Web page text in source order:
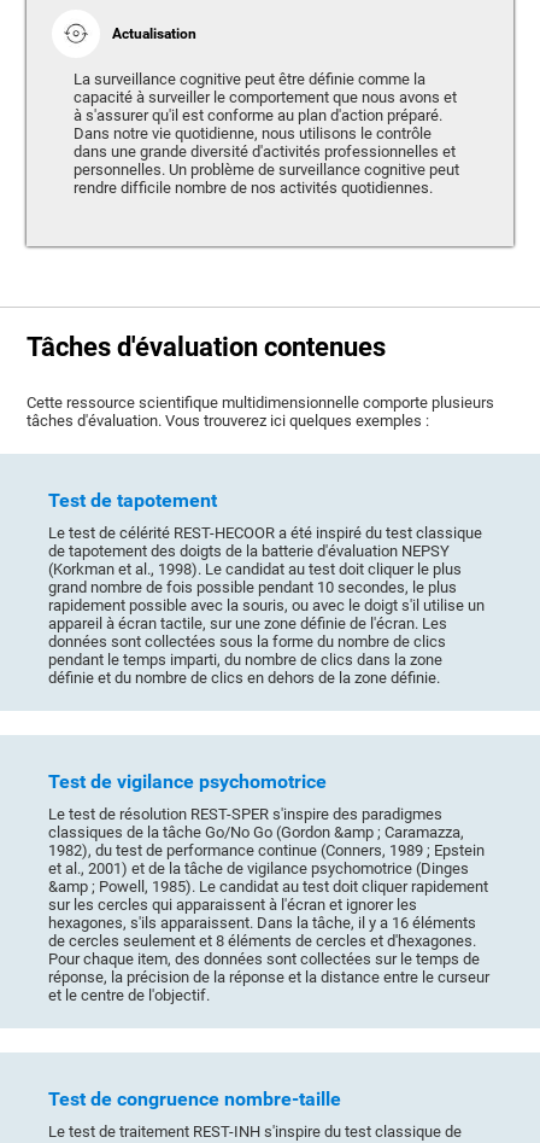
Actualisation
La surveillance cognitive peut être définie comme la
capacité à surveiller le comportement que nous avons et
à s'assurer qu'il est conforme au plan d'action préparé.
Dans notre vie quotidienne, nous utilisons le contrôle
dans une grande diversité d'activités professionnelles et
personnelles. Un problème de surveillance cognitive peut
rendre difficile nombre de nos activités quotidiennes.
Tâches d'évaluation contenues
Cette ressource scientifique multidimensionnelle comporte plusieurs
tâches d'évaluation. Vous trouverez ici quelques exemples :
Test de tapotement
Le test de célérité REST-HECOOR a été inspiré du test classique
de tapotement des doigts de la batterie d'évaluation NEPSY
(Korkman et al., 1998). Le candidat au test doit cliquer le plus
grand nombre de fois possible pendant 10 secondes, le plus
rapidement possible avec la souris, ou avec le doigt s'il utilise un
appareil à écran tactile, sur une zone définie de l'écran. Les
données sont collectées sous la forme du nombre de clics
pendant le temps imparti, du nombre de clics dans la zone
définie et du nombre de clics en dehors de la zone définie.
Test de vigilance psychomotrice
Le test de résolution REST-SPER s'inspire des paradigmes
classiques de la tâche Go/No Go (Gordon &amp ; Caramazza,
1982), du test de performance continue (Conners, 1989 ; Epstein
et al., 2001) et de la tâche de vigilance psychomotrice (Dinges
&amp ; Powell, 1985). Le candidat au test doit cliquer rapidement
sur les cercles qui apparaissent à l'écran et ignorer les
hexagones, s'ils apparaissent. Dans la tâche, il y a 16 éléments
de cercles seulement et 8 éléments de cercles et d'hexagones.
Pour chaque item, des données sont collectées sur le temps de
réponse, la précision de la réponse et la distance entre le curseur
et le centre de l'objectif.
Test de congruence nombre-taille
Le test de traitement REST-INH s'inspire du test classique de